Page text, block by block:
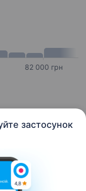
застосунок
82 000 грн